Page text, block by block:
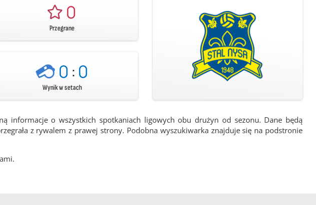
0
Przegrane
0:0
Wynik w setach
informacje o wszystkich spotkaniach ligowych obu drużyn od sezonu. Dane będą
z rywalem z prawej strony. Podobna wyszukiwarka znajduje się na podstronie